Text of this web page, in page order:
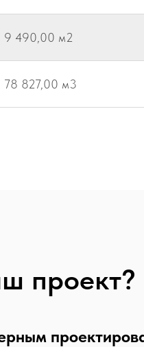
9 490,00 м2
78 827,00 м3
проект?